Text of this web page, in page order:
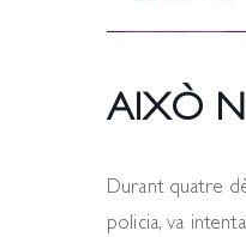
AIXÒ
Durant quatre
policia, va